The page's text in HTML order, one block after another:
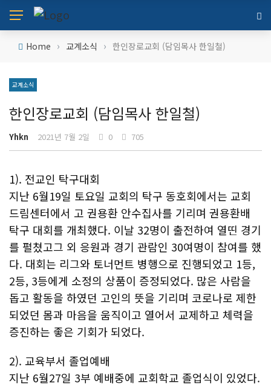
Home › 교계소식 › 한인장로교회 (담임목사 한일철)
교계소식
한인장로교회 (담임목사 한일철)
Yhkn 2021년 7월 2일 0 705
1). 전교인 탁구대회
지난 6월19일 토요일 교회의 탁구 동호회에서는 교회
드림센터에서 고 권용환 안수집사를 기리며 권용환배
탁구 대회를 개최했다. 이날 32명이 출전하여 열띤 경기
를 펼쳤고그 외 응원과 경기 관람인 30여명이 참여를 했
다. 대회는 리그와 토너먼트 병행으로 진행되었고 1등,
2등, 3등에게 소정의 상품이 증정되었다. 많은 사람을
돕고 활동을 하였던 고인의 뜻을 기리며 코로나로 제한
되었던 몸과 마음을 움직이고 열어서 교제하고 체력을
증진하는 좋은 기회가 되었다.
2). 교육부서 졸업예배
지난 6월27일 3부 예배중에 교회학교 졸업식이 있었다.